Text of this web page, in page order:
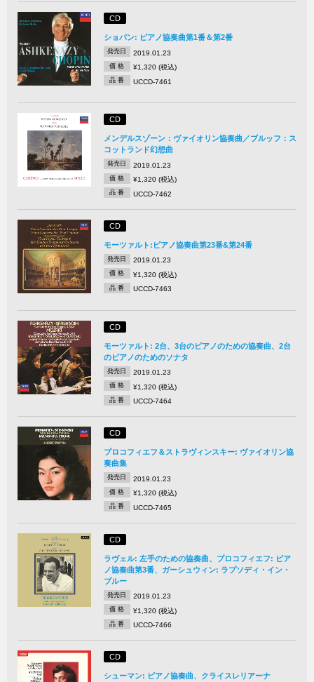
CD
ショパン: ピアノ協奏曲第1番＆第2番
発売日 2019.01.23
価 格 ¥1,320 (税込)
品 番 UCCD-7461
CD
メンデルスゾーン：ヴァイオリン協奏曲／ブルッフ：ス
コットランド幻想曲
発売日 2019.01.23
価 格 ¥1,320 (税込)
品 番 UCCD-7462
CD
モーツァルト:ピアノ協奏曲第23番&第24番
発売日 2019.01.23
価 格 ¥1,320 (税込)
品 番 UCCD-7463
CD
モーツァルト: 2台、3台のピアノのための協奏曲、2台
のピアノのためのソナタ
発売日 2019.01.23
価 格 ¥1,320 (税込)
品 番 UCCD-7464
CD
プロコフィエフ＆ストラヴィンスキー: ヴァイオリン協
奏曲集
発売日 2019.01.23
価 格 ¥1,320 (税込)
品 番 UCCD-7465
CD
ラヴェル: 左手のための協奏曲、プロコフィエフ: ピア
ノ協奏曲第3番、ガーシュウィン: ラプソディ・イン・
ブルー
発売日 2019.01.23
価 格 ¥1,320 (税込)
品 番 UCCD-7466
CD
シューマン: ピアノ協奏曲、クライスレリアーナ